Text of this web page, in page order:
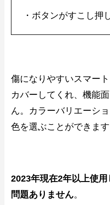
・ボタンがすこし押
傷になりやすいスマー
カバーしてくれ、機能
ん。カラーバリエーシ
色を選ぶことができます
2023年現在2年以上使
問題ありません。